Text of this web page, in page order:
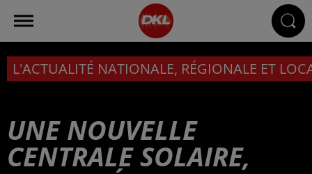
L'ACTUALITÉ NATIONALE, RÉGIONALE ET
UNE NOUVELLE
CENTRALE SOLAIRE,